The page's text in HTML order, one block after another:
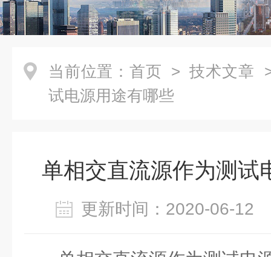
当前位置： 首页 > 技术文章
试电源用途有哪些
单相交直流源作为测试
更新时间：2020-06-